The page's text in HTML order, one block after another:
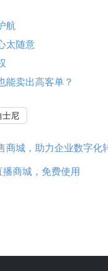
航
太随意
能卖出高客单？
士尼
商城，助力企业数字化
商城，免费使用